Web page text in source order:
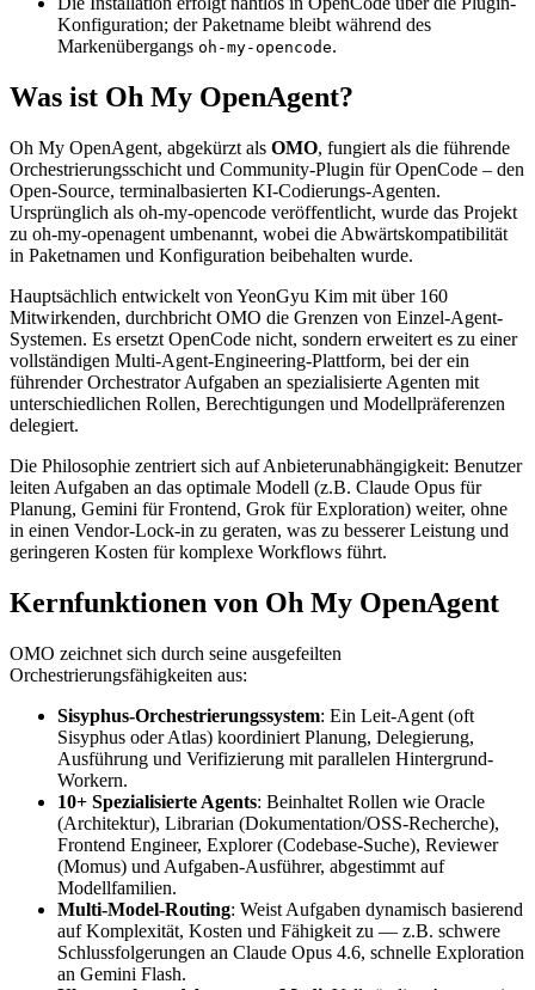
Konfiguration; der Paketname bleibt während des
Markenübergangs oh-my-opencode.
Was ist Oh My OpenAgent?
Oh My OpenAgent, abgekürzt als OMO, fungiert als die führende
Orchestrierungsschicht und Community-Plugin für OpenCode – den
Open-Source, terminalbasierten KI-Codierungs-Agenten.
Ursprünglich als oh-my-opencode veröffentlicht, wurde das Projekt
zu oh-my-openagent umbenannt, wobei die Abwärtskompatibilität
in Paketnamen und Konfiguration beibehalten wurde.
Hauptsächlich entwickelt von YeonGyu Kim mit über 160
Mitwirkenden, durchbricht OMO die Grenzen von Einzel-Agent-
Systemen. Es ersetzt OpenCode nicht, sondern erweitert es zu einer
vollständigen Multi-Agent-Engineering-Plattform, bei der ein
führender Orchestrator Aufgaben an spezialisierte Agenten mit
unterschiedlichen Rollen, Berechtigungen und Modellpräferenzen
delegiert.
Die Philosophie zentriert sich auf Anbieterunabhängigkeit: Benutzer
leiten Aufgaben an das optimale Modell (z.B. Claude Opus für
Planung, Gemini für Frontend, Grok für Exploration) weiter, ohne
in einen Vendor-Lock-in zu geraten, was zu besserer Leistung und
geringeren Kosten für komplexe Workflows führt.
Kernfunktionen von Oh My OpenAgent
OMO zeichnet sich durch seine ausgefeilten
Orchestrierungsfähigkeiten aus:
Sisyphus-Orchestrierungssystem: Ein Leit-Agent (oft
Sisyphus oder Atlas) koordiniert Planung, Delegierung,
Ausführung und Verifizierung mit parallelen Hintergrund-
Workern.
10+ Spezialisierte Agents: Beinhaltet Rollen wie Oracle
(Architektur), Librarian (Dokumentation/OSS-Recherche),
Frontend Engineer, Explorer (Codebase-Suche), Reviewer
(Momus) und Aufgaben-Ausführer, abgestimmt auf
Modellfamilien.
Multi-Model-Routing: Weist Aufgaben dynamisch basierend
auf Komplexität, Kosten und Fähigkeit zu — z.B. schwere
Schlussfolgerungen an Claude Opus 4.6, schnelle Exploration
an Gemini Flash.